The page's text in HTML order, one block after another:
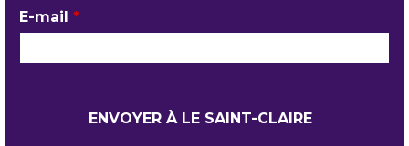
E-mail *